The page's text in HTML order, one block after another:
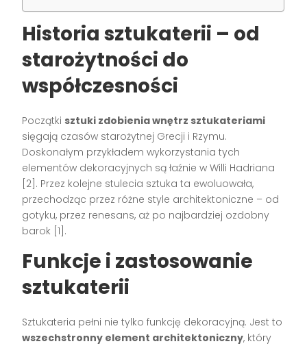
Historia sztukaterii – od
starożytności do
współczesności
Początki sztuki zdobienia wnętrz sztukateriami
sięgają czasów starożytnej Grecji i Rzymu.
Doskonałym przykładem wykorzystania tych
elementów dekoracyjnych są łaźnie w Willi Hadriana
[2]. Przez kolejne stulecia sztuka ta ewoluowała,
przechodząc przez różne style architektoniczne – od
gotyku, przez renesans, aż po najbardziej ozdobny
barok [1].
Funkcje i zastosowanie
sztukaterii
Sztukateria pełni nie tylko funkcję dekoracyjną. Jest to
wszechstronny element architektoniczny, który